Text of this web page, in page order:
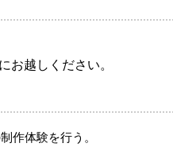
お越しください。
作体験を行う。